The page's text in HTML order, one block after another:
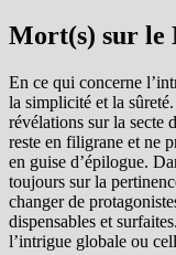
Mort(s) sur le
En ce qui concerne
la simplicité et la
révélations sur la secte
reste en filigrane et ne
en guise d’épilogue.
toujours sur la
changer de
dispensables et
l’intrigue globale ou